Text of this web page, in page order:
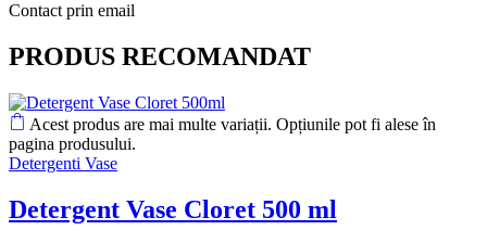
Contact prin email
PRODUS RECOMANDAT
Acest produs are mai multe variații. Opțiunile pot fi alese în
pagina produsului.
Detergenti Vase
Detergent Vase Cloret 500 ml